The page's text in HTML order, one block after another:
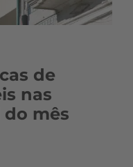
de
nas
mês